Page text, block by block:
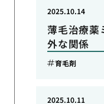
薄毛治療薬
外な関係
2025.10.14
育毛剤
2025.10.11